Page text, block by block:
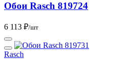
Обои Rasch 819724
6 113 ₽/шт
Rasch